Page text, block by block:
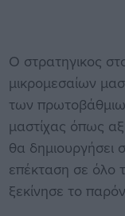
Ο στρατηγικος
μικρομεσαίων
των
μαστίχας όπως
θα δημιουργήσει
επέκταση σε όλο
ξεκίνησε το